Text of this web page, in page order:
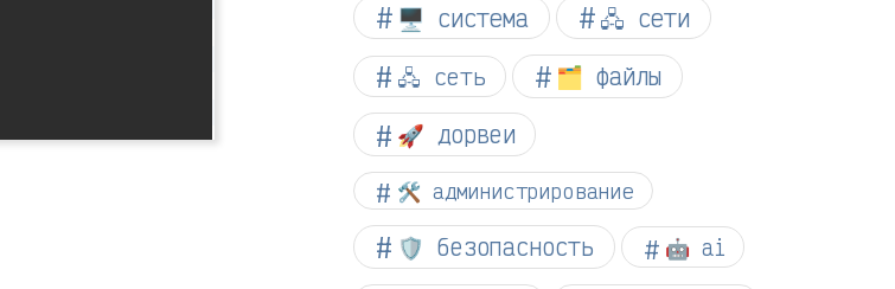
🖥️ система 🖧 сети
🖧 сеть 🗂️ файлы
🚀 дорвеи
🛠️ администрирование
🛡️ безопасность 🤖 ai